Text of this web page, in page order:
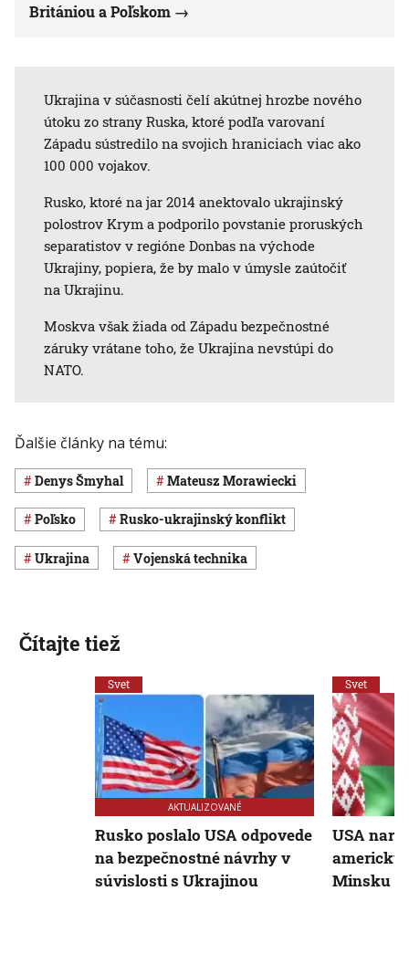
Britániou a Poľskom
Ukrajina v súčasnosti čelí akútnej hrozbe nového
útoku zo strany Ruska, ktoré podľa varovaní
Západu sústredilo na svojich hraniciach viac ako
100 000 vojakov.
Rusko, ktoré na jar 2014 anektovalo ukrajinský
polostrov Krym a podporilo povstanie proruských
separatistov v regióne Donbas na východe
Ukrajiny, popiera, že by malo v úmysle zaútočiť
na Ukrajinu.
Moskva však žiada od Západu bezpečnostné
záruky vrátane toho, že Ukrajina nevstúpi do
NATO.
Ďalšie články na tému:
Denys Šmyhal Mateusz Morawiecki
Poľsko rusko-ukrajinský konflikt
Ukrajina vojenská technika
Čítajte tiež
Svet
AKTUALIZOVANÉ
Rusko poslalo USA odpovede
na bezpečnostné návrhy v
súvislosti s Ukrajinou
Svet
USA
Minsku